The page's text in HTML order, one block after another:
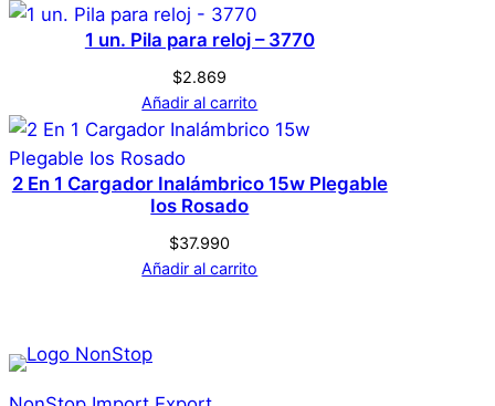
1 un. Pila para reloj – 3770
$2.869
Añadir al carrito
2 En 1 Cargador Inalámbrico 15w Plegable
Ios Rosado
$37.990
Añadir al carrito